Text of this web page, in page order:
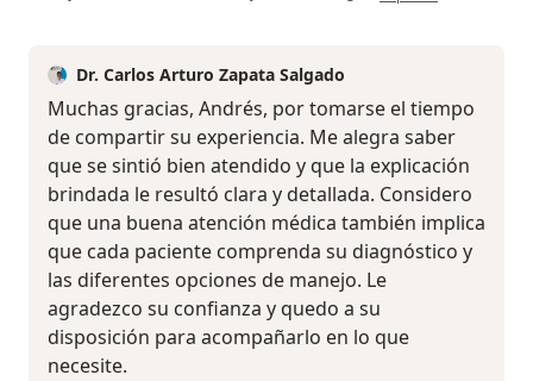
Dr. Carlos Arturo Zapata Salgado
Muchas gracias, Andrés, por tomarse el tiempo
de compartir su experiencia. Me alegra saber
que se sintió bien atendido y que la explicación
brindada le resultó clara y detallada. Considero
que una buena atención médica también implica
que cada paciente comprenda su diagnóstico y
las diferentes opciones de manejo. Le
agradezco su confianza y quedo a su
disposición para acompañarlo en lo que
necesite.